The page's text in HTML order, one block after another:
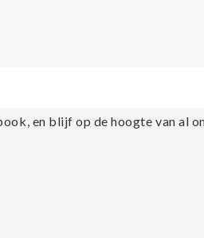
en blijf op de hoogte van al